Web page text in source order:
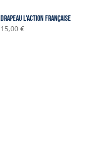
Drapeau L’Action Française
15,00€